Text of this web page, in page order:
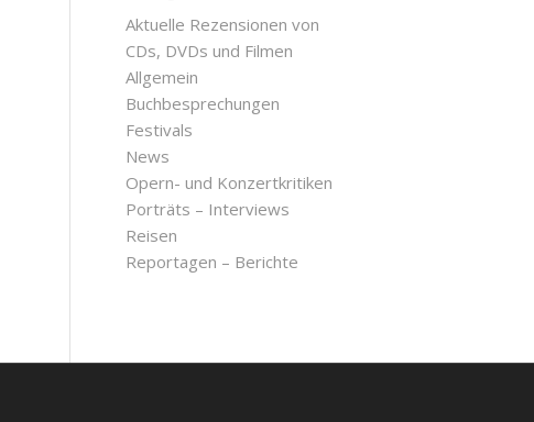
Aktuelle Rezensionen von
CDs, DVDs und Filmen
Allgemein
Buchbesprechungen
Festivals
News
Opern- und Konzertkritiken
Porträts – Interviews
Reisen
Reportagen – Berichte